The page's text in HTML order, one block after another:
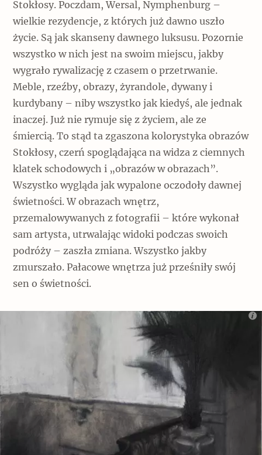
Stokłosy. Poczdam, Wersal, Nymphenburg –
wielkie rezydencje, z których już dawno uszło
życie. Są jak skanseny dawnego luksusu. Pozornie
wszystko w nich jest na swoim miejscu, jakby
wygrało rywalizację z czasem o przetrwanie.
Meble, rzeźby, obrazy, żyrandole, dywany i
kurdybany – niby wszystko jak kiedyś, ale jednak
inaczej. Już nie rymuje się z życiem, ale ze
śmiercią. To stąd ta zgaszona kolorystyka obrazów
Stokłosy, czerń spoglądająca na widza z ciemnych
klatek schodowych i „obrazów w obrazach”.
Wszystko wygląda jak wypalone oczodoły dawnej
świetności. W obrazach wnętrz,
przemalowywanych z fotografii – które wykonał
sam artysta, utrwalając widoki podczas swoich
podróży – zaszła zmiana. Wszystko jakby
zmurszało. Pałacowe wnętrza już prześniły swój
sen o świetności.